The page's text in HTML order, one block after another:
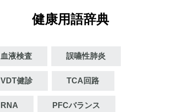
健康用語辞典
血液検査 誤嚥性肺炎
VDT健診 TCA回路
RNA PFCバランス